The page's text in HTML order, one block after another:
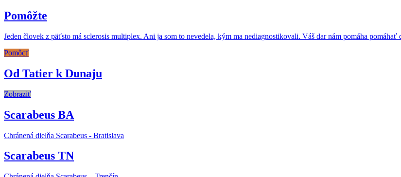
Pomôžte
Jeden človek z päťsto má sclerosis multiplex. Ani ja som to nevedela, kým ma nediagnostikovali. Váš dar nám pomáha pomáhať
Pomôcť
Od Tatier k Dunaju
Zobraziť
Scarabeus BA
Chránená dielňa Scarabeus - Bratislava
Scarabeus TN